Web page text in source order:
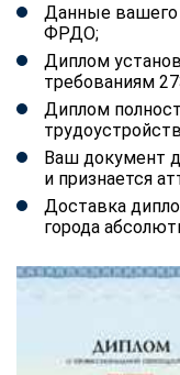
Данные вашего
ФРДО;
Диплом
требованиям
Диплом
Ваш документ
и признается
Доставка
города